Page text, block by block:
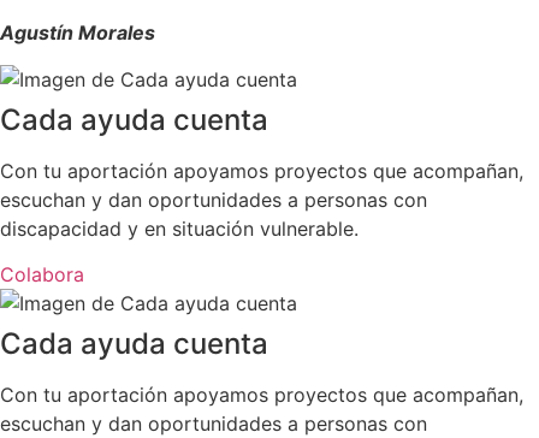
Agustín Morales
Cada ayuda cuenta
Con tu aportación apoyamos proyectos que acompañan,
escuchan y dan oportunidades a personas con
discapacidad y en situación vulnerable.
Colabora
Cada ayuda cuenta
Con tu aportación apoyamos proyectos que acompañan,
escuchan y dan oportunidades a personas con